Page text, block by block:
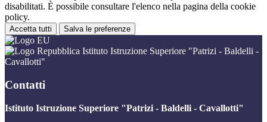
disabilitati. È possibile consultare l'elenco nella pagina della cookie
policy.
Accetta tutti Salva le preferenze
Istituto Istruzione Superiore "Patrizi - Baldelli -
Cavallotti"
Contatti
Istituto Istruzione Superiore "Patrizi - Baldelli - Cavallotti"